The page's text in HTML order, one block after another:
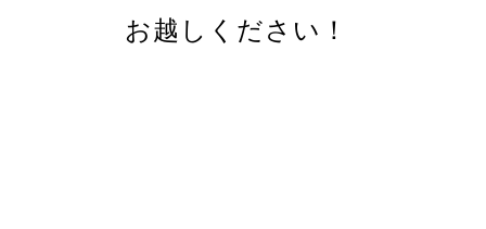
お越しください！